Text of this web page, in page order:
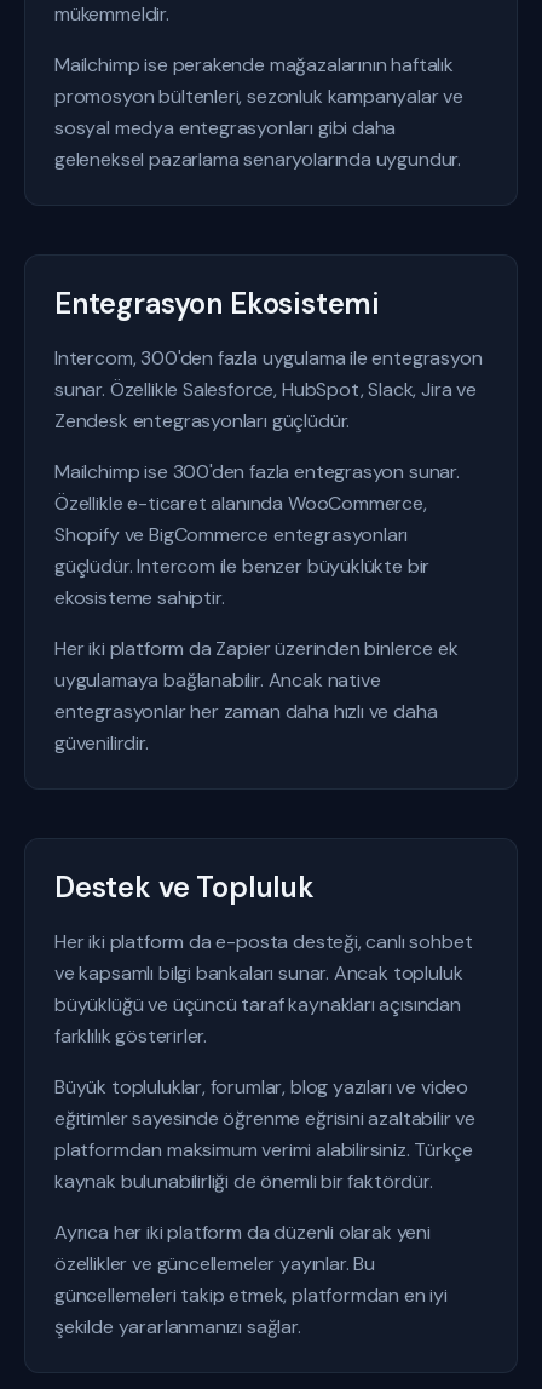
mükemmeldir.
Mailchimp ise perakende mağazalarının haftalık
promosyon bültenleri, sezonluk kampanyalar ve
sosyal medya entegrasyonları gibi daha
geleneksel pazarlama senaryolarında uygundur.
Entegrasyon Ekosistemi
Intercom, 300'den fazla uygulama ile entegrasyon
sunar. Özellikle Salesforce, HubSpot, Slack, Jira ve
Zendesk entegrasyonları güçlüdür.
Mailchimp ise 300'den fazla entegrasyon sunar.
Özellikle e-ticaret alanında WooCommerce,
Shopify ve BigCommerce entegrasyonları
güçlüdür. Intercom ile benzer büyüklükte bir
ekosisteme sahiptir.
Her iki platform da Zapier üzerinden binlerce ek
uygulamaya bağlanabilir. Ancak native
entegrasyonlar her zaman daha hızlı ve daha
güvenilirdir.
Destek ve Topluluk
Her iki platform da e-posta desteği, canlı sohbet
ve kapsamlı bilgi bankaları sunar. Ancak topluluk
büyüklüğü ve üçüncü taraf kaynakları açısından
farklılık gösterirler.
Büyük topluluklar, forumlar, blog yazıları ve video
eğitimler sayesinde öğrenme eğrisini azaltabilir ve
platformdan maksimum verimi alabilirsiniz. Türkçe
kaynak bulunabilirliği de önemli bir faktördür.
Ayrıca her iki platform da düzenli olarak yeni
özellikler ve güncellemeler yayınlar. Bu
güncellemeleri takip etmek, platformdan en iyi
şekilde yararlanmanızı sağlar.